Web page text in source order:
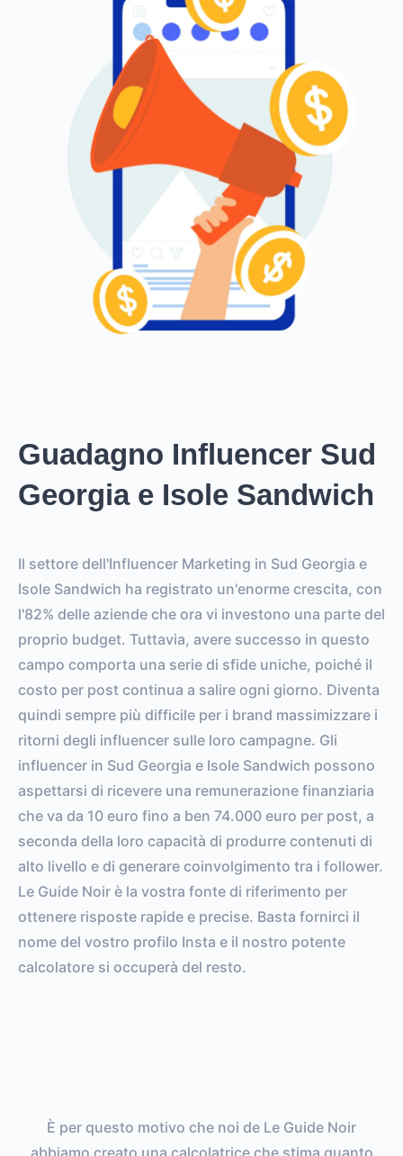
Guadagno Influencer Sud
Georgia e Isole Sandwich
Il settore dell'Influencer Marketing in Sud Georgia e
Isole Sandwich ha registrato un'enorme crescita, con
l'82% delle aziende che ora vi investono una parte del
proprio budget. Tuttavia, avere successo in questo
campo comporta una serie di sfide uniche, poiché il
costo per post continua a salire ogni giorno. Diventa
quindi sempre più difficile per i brand massimizzare i
ritorni degli influencer sulle loro campagne. Gli
influencer in Sud Georgia e Isole Sandwich possono
aspettarsi di ricevere una remunerazione finanziaria
che va da 10 euro fino a ben 74.000 euro per post, a
seconda della loro capacità di produrre contenuti di
alto livello e di generare coinvolgimento tra i follower.
Le Guide Noir è la vostra fonte di riferimento per
ottenere risposte rapide e precise. Basta fornirci il
nome del vostro profilo Insta e il nostro potente
calcolatore si occuperà del resto.
È per questo motivo che noi de Le Guide Noir
abbiamo creato una calcolatrice che stima quanto